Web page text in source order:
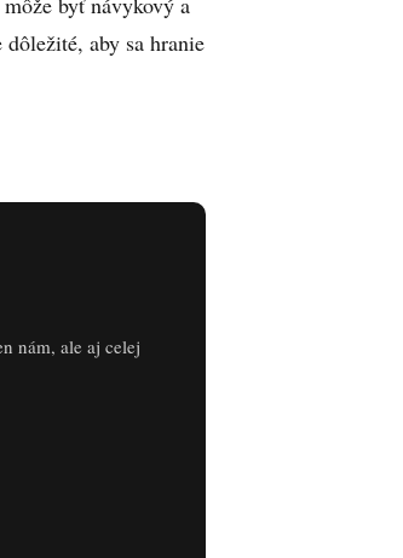
aby sa hranie
nám, ale aj celej